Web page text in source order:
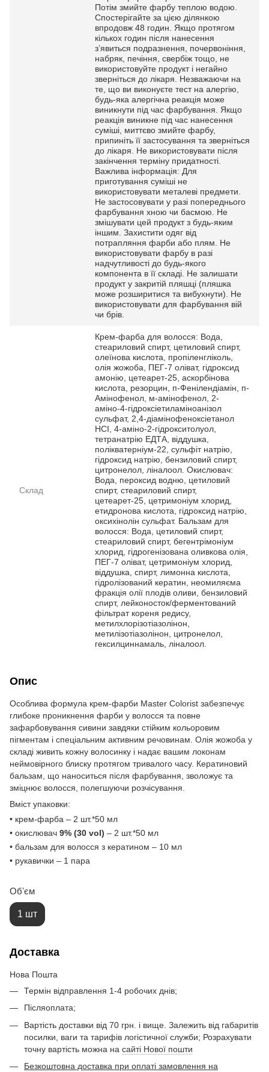
Потім змийте фарбу теплою водою.
Спостерігайте за цією ділянкою
впродовж 48 годин. Якщо протягом
кількох годин після нанесення
з’явиться подразнення, почервоніння,
набряк, печіння, свербіж тощо, не
використовуйте продукт і негайно
зверніться до лікаря. Незважаючи на
те, що ви виконуєте тест на алергію,
будь-яка алергічна реакція може
виникнути під час фарбування. Якщо
реакція виникне під час нанесення
суміші, миттєво змийте фарбу,
припиніть її застосування та зверніться
до лікаря. Не використовувати після
закінчення терміну придатності.
Важлива інформація: Для
приготування суміші не
використовувати металеві предмети.
Не застосовувати у разі попереднього
фарбування хною чи басмою. Не
змішувати цей продукт з будь-яким
іншим. Захистити одяг від
потрапляння фарби або плям. Не
використовувати фарбу в разі
надчутливості до будь-якого
компонента в її складі. Не залишати
продукт у закритій пляшці (пляшка
може розширитися та вибухнути). Не
використовувати для фарбування вій
чи брів.
Склад
Крем-фарба для волосся: Вода,
стеариловий спирт, цетиловий спирт,
олеїнова кислота, пропіленгліколь,
олія жожоба, ПЕГ-7 оліват, гідроксид
амонію, цетеарет-25, аскорбінова
кислота, резорцин, п-Фенілендіамін, п-
Амінофенол, м-амінофенол, 2-
аміно-4-гідроксіетиламіноанізол
сульфат, 2,4-діамінофеноксіетанол
HCI, 4-аміно-2-гідрокситолуол,
тетранатрію ЕДТА, віддушка,
полікватерніум-22, сульфіт натрію,
гідроксид натрію, бензиловий спирт,
цитронелол, ліналоол. Окислювач:
Вода, пероксид водню, цетиловий
спирт, стеариловий спирт,
цетеарет-25, цетримоніум хлорид,
етидронова кислота, гідроксид натрію,
оксихінолін сульфат. Бальзам для
волосся: Вода, цетиловий спирт,
стеариловий спирт, бегентрімоніум
хлорид, гідрогенізована оливкова олія,
ПЕГ-7 оліват, цетримоніум хлорид,
віддушка, спирт, лимонна кислота,
гідролізований кератин, неомиляєма
фракція олії плодів оливи, бензиловий
спирт, лейконосток/ферментований
фільтрат кореня редису,
метилхлорізотіазолінон,
метилізотіазолінон, цитронелол,
гексилциннамаль, ліналоол.
Опис
Особлива формула крем-фарби Master Colorist забезпечує
глибоке проникнення фарби у волосся та повне
зафарбовування сивини завдяки стійким кольоровим
пігментам і спеціальним активним речовинам. Олія жожоба у
складі живить кожну волосинку і надає вашим локонам
неймовірного блиску протягом тривалого часу. Кератиновий
бальзам, що наноситься після фарбування, зволожує та
зміцнює волосся, полегшуючи розчісування.
Вміст упаковки:
• крем-фарба – 2 шт.*50 мл
• окислювач 9% (30 vol) – 2 шт.*50 мл
• бальзам для волосся з кератином – 10 мл
• рукавички – 1 пара
Обʼєм
1 шт
Доставка
Нова Пошта
Термін відправлення 1-4 робочих днів;
Післяоплата;
Вартість доставки від 70 грн. і вище. Залежить від габаритів
посилки, ваги та тарифів логістичної служби; Розрахувати
точну вартість можна на сайті Нової пошти
Безкоштовна доставка при оплаті замовлення на